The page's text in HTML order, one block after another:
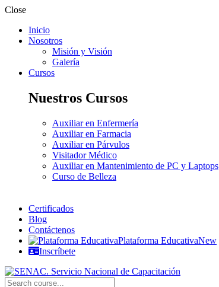
Close
Inicio
Nosotros
Misión y Visión
Galería
Cursos
Nuestros Cursos
Auxiliar en Enfermería
Auxiliar en Farmacia
Auxiliar en Párvulos
Visitador Médico
Auxiliar en Mantenimiento de PC y Laptops
Curso de Belleza
Certificados
Blog
Contáctenos
Plataforma EducativaNew
Inscríbete